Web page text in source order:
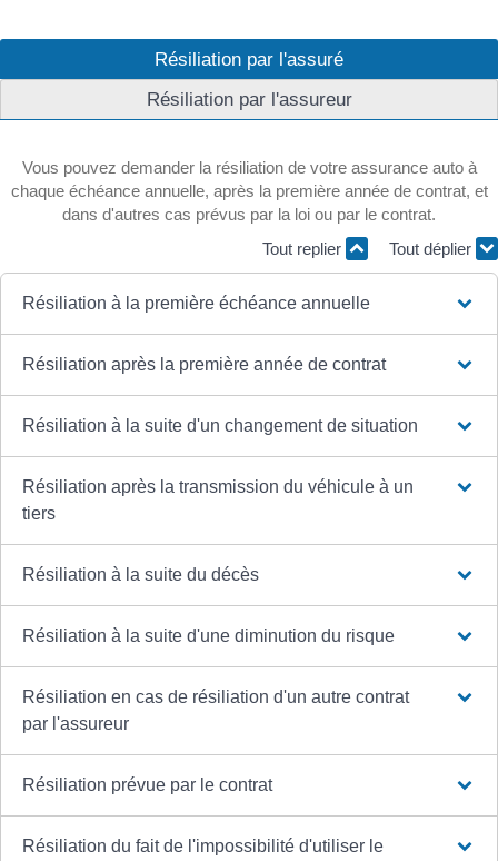
Résiliation par l'assuré
Résiliation par l'assureur
Vous pouvez demander la résiliation de votre assurance auto à
chaque échéance annuelle, après la première année de contrat, et
dans d'autres cas prévus par la loi ou par le contrat.
Tout replier
Tout déplier
Résiliation à la première échéance annuelle
Résiliation après la première année de contrat
Résiliation à la suite d'un changement de situation
Résiliation après la transmission du véhicule à un
tiers
Résiliation à la suite du décès
Résiliation à la suite d'une diminution du risque
Résiliation en cas de résiliation d'un autre contrat
par l'assureur
Résiliation prévue par le contrat
Résiliation du fait de l'impossibilité d'utiliser le